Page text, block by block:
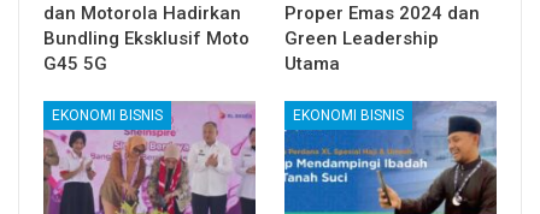
dan Motorola Hadirkan
Bundling Eksklusif Moto
G45 5G
Proper Emas 2024 dan
Green Leadership
Utama
EKONOMI BISNIS EKONOMI BISNIS